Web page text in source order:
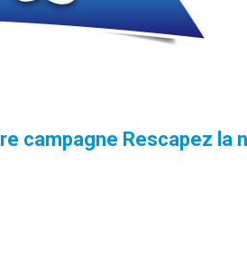
campagne Rescapez la